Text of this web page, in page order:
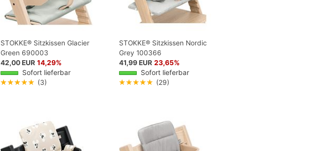
STOKKE® Sitzkissen Glacier
Green 690003
42,00 EUR 14,29%
Sofort lieferbar
★★★★★ (3)
STOKKE® Sitzkissen Nordic
Grey 100366
41,99 EUR 23,65%
Sofort lieferbar
★★★★★ (29)